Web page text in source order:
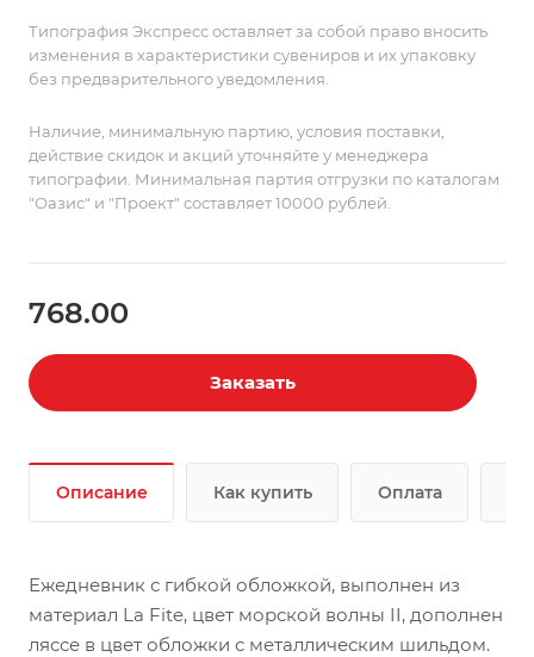
Типография Экспресс оставляет за собой право вносить
изменения в характеристики сувениров и их упаковку
без предварительного уведомления.
Наличие, минимальную партию, условия поставки,
действие скидок и акций уточняйте у менеджера
типографии. Минимальная партия отгрузки по каталогам
"Оазис" и "Проект" составляет 10000 рублей.
768.00
Заказать
Описание Как купить Оплата
Ежедневник с гибкой обложкой, выполнен из
материал La Fite, цвет морской волны II, дополнен
ляссе в цвет обложки с металлическим шильдом.